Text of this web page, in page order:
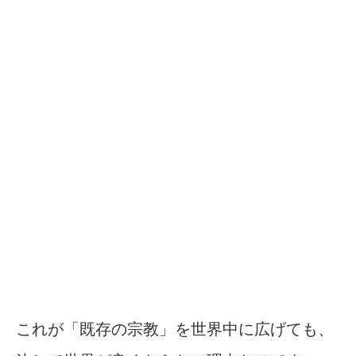
これが「既存の宗教」を世界中に広げても、